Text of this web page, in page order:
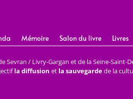
Mémoire Salon du livre Livres
Sevran / Livry-Gargan et de la Seine-Saint-
la diffusion et la sauvegardede la